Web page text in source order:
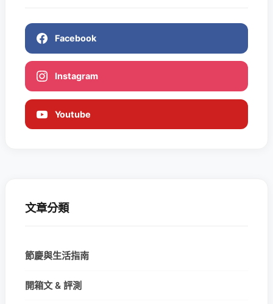
Facebook
Instagram
Youtube
文章分類
節慶與生活指南
開箱文 & 評測